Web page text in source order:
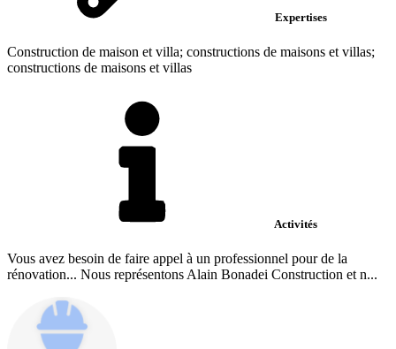
Expertises
Construction de maison et villa; constructions de maisons et villas;
constructions de maisons et villas
Activités
Vous avez besoin de faire appel à un professionnel pour de la
rénovation... Nous représentons Alain Bonadei Construction et n...